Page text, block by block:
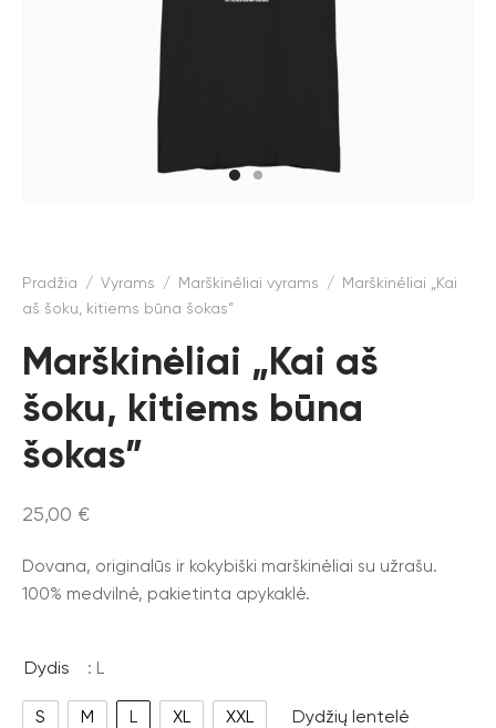
Pradžia / Vyrams / Marškinėliai vyrams / Marškinėliai „Kai
aš šoku, kitiems būna šokas”
Marškinėliai „Kai aš
šoku, kitiems būna
šokas”
25,00 €
Dovana, originalūs ir kokybiški marškinėliai su užrašu.
100% medvilnė, pakietinta apykaklė.
Dydis : L
S M L XL XXL Dydžių lentelė